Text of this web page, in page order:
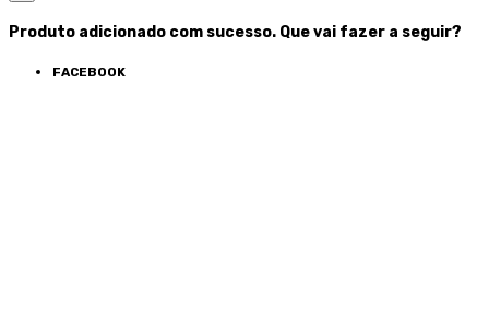
Produto adicionado com sucesso. Que vai fazer a seguir?
FACEBOOK